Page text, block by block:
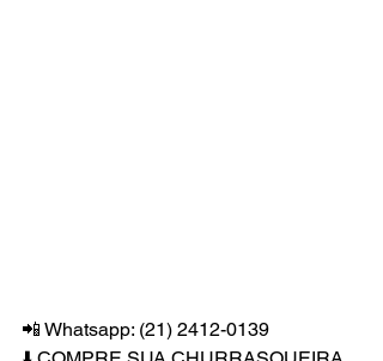
📲 Whatsapp: (21) 2412-0139